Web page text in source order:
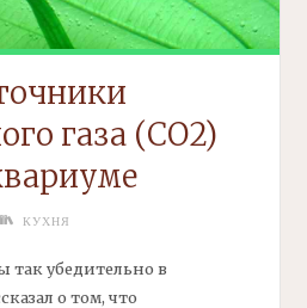
газа (СО2)
КУХНЯ
убедительно в
о том, что